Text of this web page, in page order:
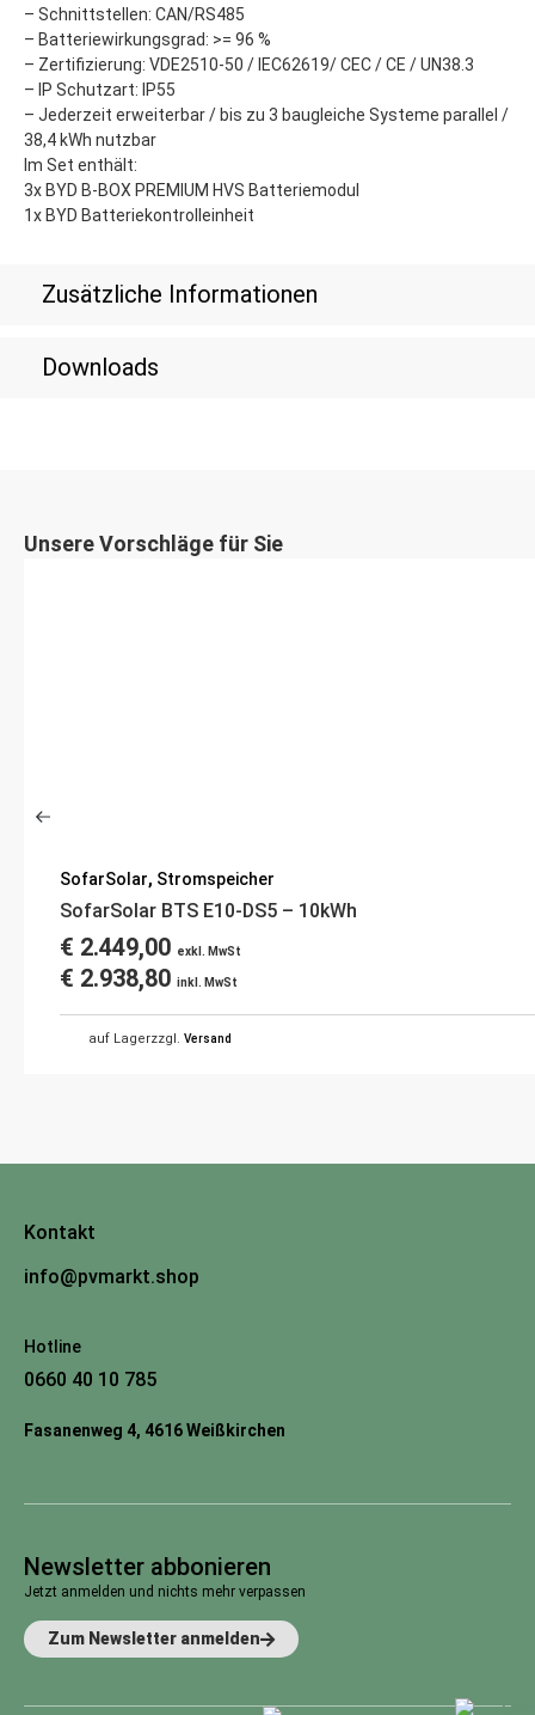
Zusätzliche Informationen
Downloads
– Schnittstellen: CAN/RS485
– Batteriewirkungsgrad: >= 96 %
– Zertifizierung: VDE2510-50 / IEC62619/ CEC / CE / UN38.3
– IP Schutzart: IP55
– Jederzeit erweiterbar / bis zu 3 baugleiche Systeme parallel /
38,4 kWh nutzbar
Im Set enthält:
3x BYD B-BOX PREMIUM HVS Batteriemodul
1x BYD Batteriekontrolleinheit
Unsere Vorschläge für Sie
SofarSolar, Stromspeicher
SofarSolar BTS E10-DS5 – 10kWh
€ 2.449,00 exkl. MwSt
€ 2.938,80 inkl. MwSt
auf Lagerzzgl. Versand
Kontakt
info@pvmarkt.shop
Hotline
0660 40 10 785
Fasanenweg 4, 4616 Weißkirchen
Newsletter abbonieren
Jetzt anmelden und nichts mehr verpassen
Zum Newsletter anmelden